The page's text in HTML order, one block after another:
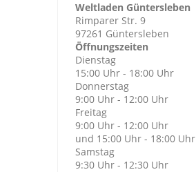
Weltladen Güntersleben
Rimparer Str. 9
97261 Güntersleben
Öffnungszeiten
Dienstag
15:00 Uhr - 18:00 Uhr
Donnerstag
9:00 Uhr - 12:00 Uhr
Freitag
9:00 Uhr - 12:00 Uhr
und 15:00 Uhr - 18:00 Uhr
Samstag
9:30 Uhr - 12:30 Uhr